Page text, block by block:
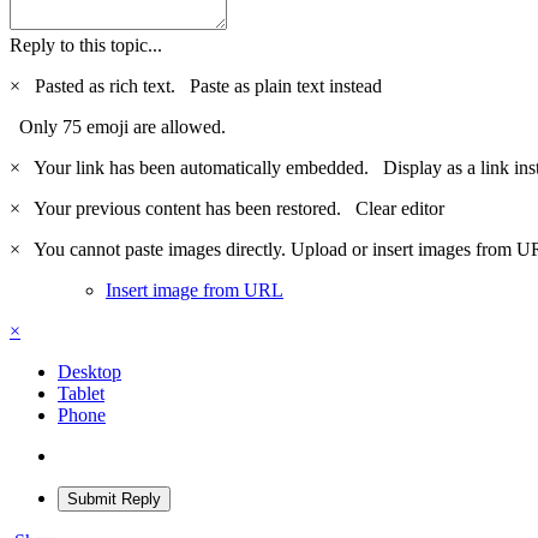
Reply to this topic...
×
Pasted as rich text. Paste as plain text instead
Only 75 emoji are allowed.
×
Your link has been automatically embedded. Display as a link
×
Your previous content has been restored. Clear editor
×
You cannot paste images directly. Upload or insert images from
Insert image from URL
×
Desktop
Tablet
Phone
Submit Reply